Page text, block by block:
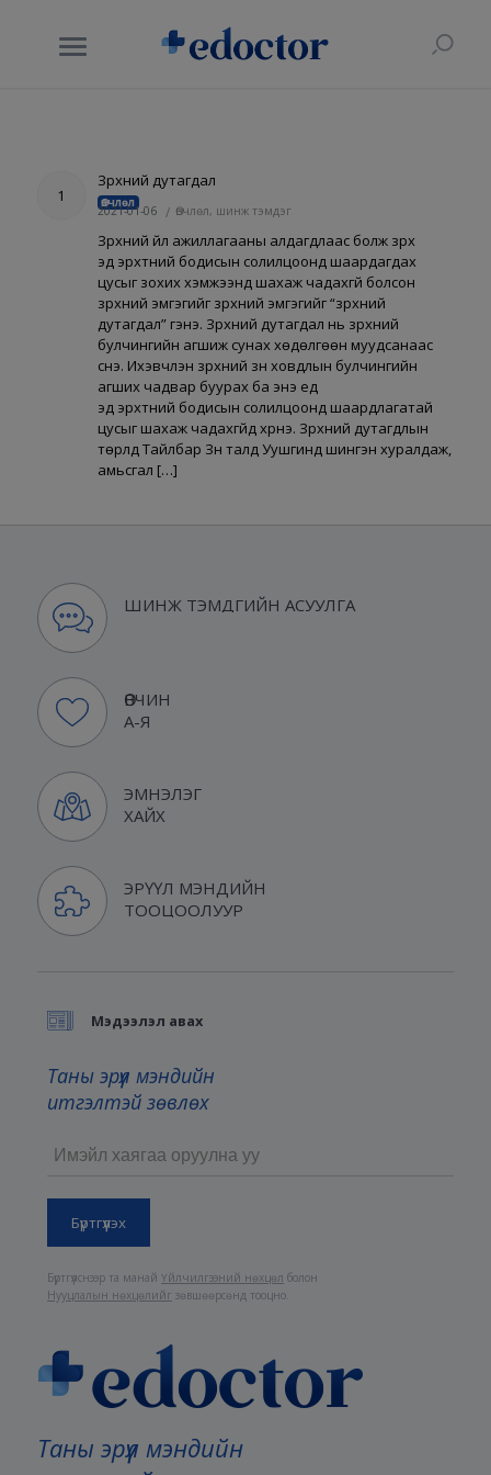
1
Зүрхний дутагдал
Өвчлөл
2021-01-06 / Өвчлөл, шинж тэмдэг
Зүрхний үйл ажиллагааны алдагдлаас болж зүрх
эд эрхтний бодисын солилцоонд шаардагдах
цусыг зохих хэмжээнд шахаж чадахгүй болсон
зүрхний эмгэгийг зүрхний эмгэгийг “зүрхний
дутагдал” гэнэ. Зүрхний дутагдал нь зүрхний
булчингийн агшиж сунах хөдөлгөөн муудсанаас
үүснэ. Ихэвчлэн зүрхний зүүн ховдлын булчингийн
агших чадвар буурах ба энэ үед
эд эрхтний бодисын солилцоонд шаардлагатай
цусыг шахаж чадахгүйд хүрнэ. Зүрхний дутагдлын
төрлүүд Тайлбар Зүүн талд Уушгинд шингэн хуралдаж,
амьсгал […]
ШИНЖ ТЭМДГИЙН АСУУЛГА
ӨВЧИН
А-Я
ЭМНЭЛЭГ
ХАЙХ
ЭРҮҮЛ МЭНДИЙН
ТООЦООЛУУР
Таны эрүүл мэндийн
Мэдээлэл авах
Таны эрүүл мэндийн
итгэлтэй зөвлөх
Бүртгүүлснээр та манайҮйлчилгээний нөхцөл болон
Нууцлалын нөхцөлийг зөвшөөрсөнд тооцно.